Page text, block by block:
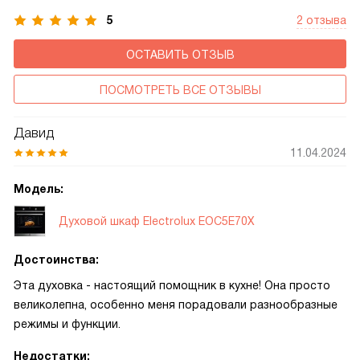
5
2 отзыва
ОСТАВИТЬ ОТЗЫВ
ПОСМОТРЕТЬ ВСЕ ОТЗЫВЫ
Давид
11.04.2024
Модель:
Духовой шкаф Electrolux EOC5E70X
Достоинства:
Эта духовка - настоящий помощник в кухне! Она просто
великолепна, особенно меня порадовали разнообразные
режимы и функции.
Недостатки: